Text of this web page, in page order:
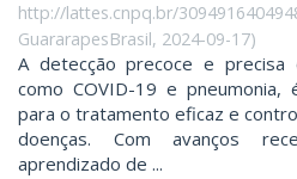
http://lattes.cnpq.br/
GuararapesBrasil, 2024-09-17)
A detecção precoce e precisa
como COVID-19 e
para o tratamento eficaz e
doenças. Com avanços
aprendizado de ...